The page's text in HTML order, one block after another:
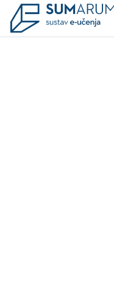
Preskoči na sadržaj